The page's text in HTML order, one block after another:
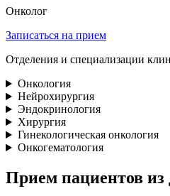
Онколог
Записаться на прием
Отделения и специализации
Онкология
Нейрохирургия
Эндокринология
Хирургия
Гинекологическая онкология
Онкогематология
Прием пациентов из